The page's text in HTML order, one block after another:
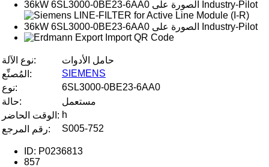
نوع الآلة:
حامل الأدوات
المُصنِّع:
SIEMENS
نوع:
6SL3000-0BE23-6AA0
حالة:
مستعمل
الوقت الحاضر: h
رقم المرجع:
S005-752
ID: P0236813
857